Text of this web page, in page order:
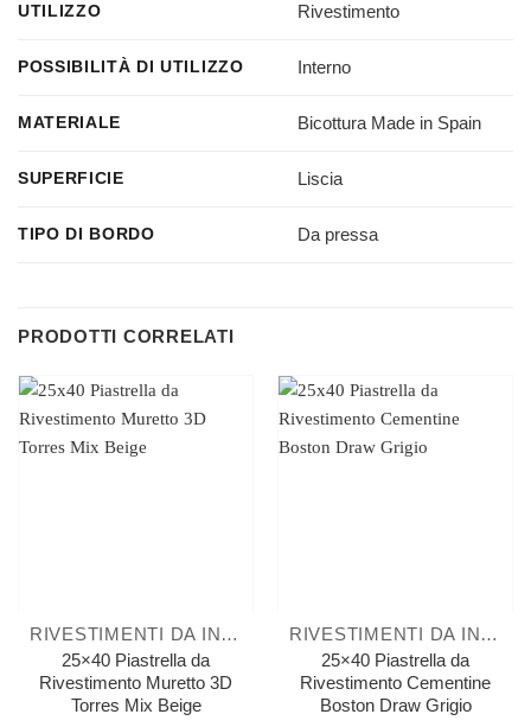
UTILIZZO Rivestimento
POSSIBILITÀ DI UTILIZZO Interno
MATERIALE Bicottura Made in Spain
SUPERFICIE Liscia
TIPO DI BORDO Da pressa
PRODOTTI CORRELATI
RIVESTIMENTI DA INTERNO
25×40 Piastrella da
Rivestimento Muretto 3D
Torres Mix Beige
RIVESTIMENTI DA INTERNO
25×40 Piastrella da
Rivestimento Cementine
Boston Draw Grigio